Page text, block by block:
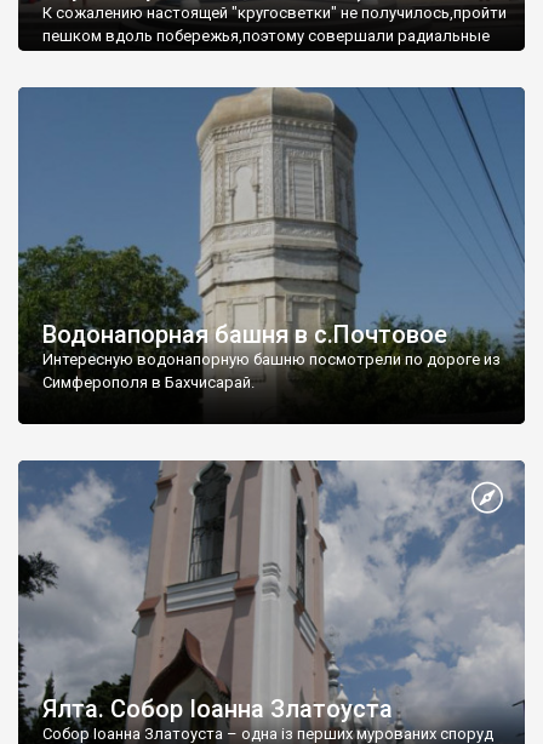
К сожалению настоящей "кругосветки" не получилось,пройти
пешком вдоль побережья,поэтому совершали радиальные
Водонапорная башня в с.Почтовое
Интересную водонапорную башню посмотрели по дороге из
Симферополя в Бахчисарай.
Ялта. Собор Іоанна Златоуста
Собор Іоанна Златоуста – одна із перших мурованих споруд